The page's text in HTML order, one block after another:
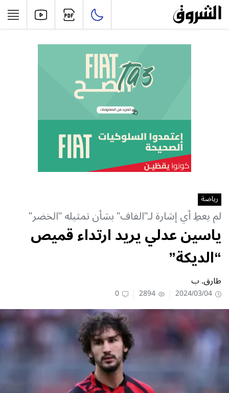
رياضة
لم يعطِ أي إشارة لـ"الفاف" بشأن تمثيله "الخضر"
ياسين عدلي يريد ارتداء قميص
“الديكة”
طارق. ب
2024/03/04
2894
0